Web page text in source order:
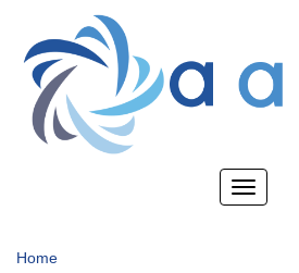
main
content
Toggle
Home